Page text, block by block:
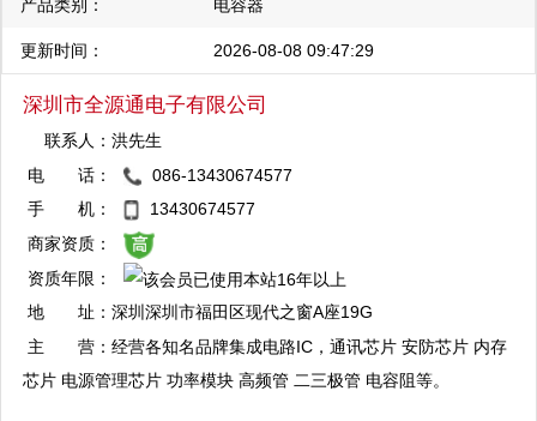
产品类别： 电容器
更新时间： 2026-08-08 09:47:29
深圳市全源通电子有限公司
联系人：洪先生
QQ：3004345572
复制
电 话：
086-13430674577
手 机：
13430674577
商家资质：
资质年限：
地 址：深圳深圳市福田区现代之窗A座19G
主 营：经营各知名品牌集成电路IC，通讯芯片 安防芯片 内存
芯片 电源管理芯片 功率模块 高频管 二三极管 电容阻等。